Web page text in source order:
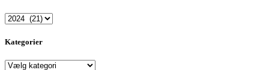
Arkiver
Kategorier
Kategorier